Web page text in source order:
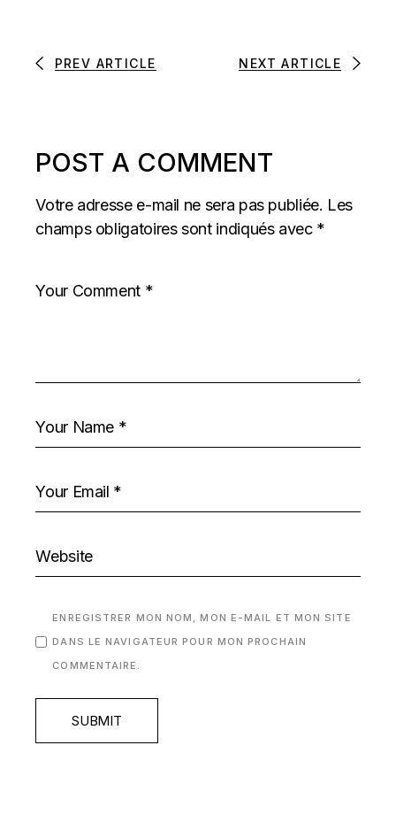
PREV ARTICLE NEXT ARTICLE
POST A COMMENT
Votre adresse e-mail ne sera pas publiée. Les
champs obligatoires sont indiqués avec *
ENREGISTRER MON NOM, MON E-MAIL ET MON SITE
DANS LE NAVIGATEUR POUR MON PROCHAIN
COMMENTAIRE.
SUBMIT